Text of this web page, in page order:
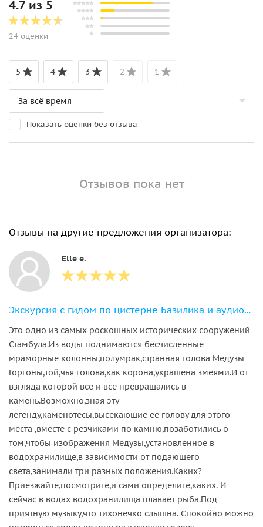
4.7 из 5
24 оценки
5 4 3 2 1
Показать оценки без отзыва
Отзывов пока нет
Отзывы на другие предложения организатора:
Elle e.
Экскурсия с гидом по цистерне Базилика и аудиогид по Голубой мечети
Это одно из самых роскошных исторических сооружений
Стамбула.Из воды поднимаются бесчисленные
мраморные колонны,полумрак,странная голова Медузы
Горгоны,той,чья голова,как корона,украшена змеями.И от
взгляда которой все и все превращались в
камень.Возможно,зная эту
легенду,каменотесы,высекающие ее голову для этого
места ,вместе с резчиками по камню,позаботились о
том,чтобы изображения Медузы,установленное в
водохранилище,в зависимости от подающего
света,занимали три разных положения.Каких?
Приезжайте,посмотрите,и сами определите,каких. И
сейчас в водах водохранилища плавает рыба.Под
приятную музыку,что тихонечко слышна. Спокойно можно